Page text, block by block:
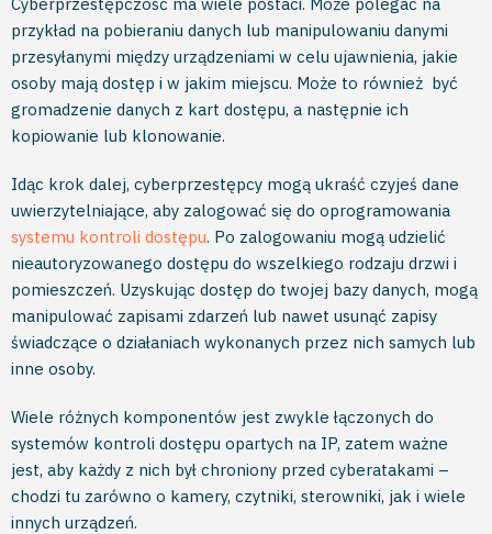
przykład na pobieraniu danych lub manipulowaniu danymi
przesyłanymi między urządzeniami w celu ujawnienia, jakie
osoby mają dostęp i w jakim miejscu. Może to również być
gromadzenie danych z kart dostępu, a następnie ich
kopiowanie lub klonowanie.
Idąc krok dalej, cyberprzestępcy mogą ukraść czyjeś dane
uwierzytelniające, aby zalogować się do oprogramowania
systemu kontroli dostępu. Po zalogowaniu mogą udzielić
nieautoryzowanego dostępu do wszelkiego rodzaju drzwi i
pomieszczeń. Uzyskując dostęp do twojej bazy danych, mogą
manipulować zapisami zdarzeń lub nawet usunąć zapisy
świadczące o działaniach wykonanych przez nich samych lub
inne osoby.
Wiele różnych komponentów jest zwykle łączonych do
systemów kontroli dostępu opartych na IP, zatem ważne
jest, aby każdy z nich był chroniony przed cyberatakami –
chodzi tu zarówno o kamery, czytniki, sterowniki, jak i wiele
innych urządzeń.